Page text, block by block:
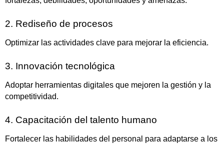
2. Rediseño de procesos
Optimizar las actividades clave para mejorar la eficiencia.
3. Innovación tecnológica
Adoptar herramientas digitales que mejoren la gestión y la
competitividad.
4. Capacitación del talento humano
Fortalecer las habilidades del personal para adaptarse a los